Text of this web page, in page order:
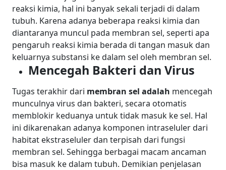
reaksi kimia, hal ini banyak sekali terjadi di dalam
tubuh. Karena adanya beberapa reaksi kimia dan
diantaranya muncul pada membran sel, seperti apa
pengaruh reaksi kimia berada di tangan masuk dan
keluarnya substansi ke dalam sel oleh membran sel.
Mencegah Bakteri dan Virus
Tugas terakhir dari membran sel adalah mencegah
munculnya virus dan bakteri, secara otomatis
memblokir keduanya untuk tidak masuk ke sel. Hal
ini dikarenakan adanya komponen intraseluler dari
habitat ekstraseluler dan terpisah dari fungsi
membran sel. Sehingga berbagai macam ancaman
bisa masuk ke dalam tubuh. Demikian penjelasan